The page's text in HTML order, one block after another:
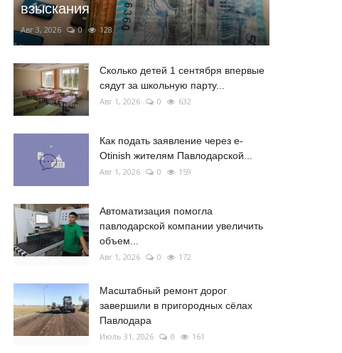
взыскания
Авг 3, 2026 0 128
Сколько детей 1 сентября впервые
сядут за школьную парту...
Авг 1, 2026 0 632
Как подать заявление через e-
Otinish жителям Павлодарской...
Авг 1, 2026 0 159
Автоматизация помогла
павлодарской компании увеличить
объем...
Авг 1, 2026 0 172
Масштабный ремонт дорог
завершили в пригородных сёлах
Павлодара
Июль 31, 2026 0 161